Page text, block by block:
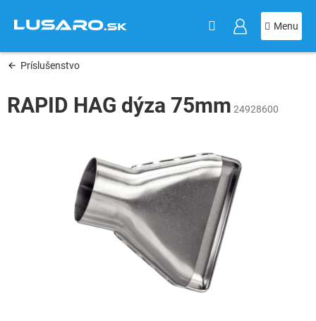
obsah
Príslušenstvo
RAPID HAG dýza 75mm 24928600